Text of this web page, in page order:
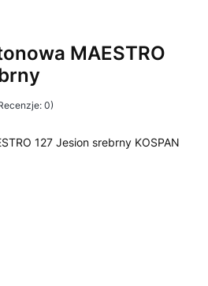
MAESTRO
0)
127 Jesion srebrny KOSPAN